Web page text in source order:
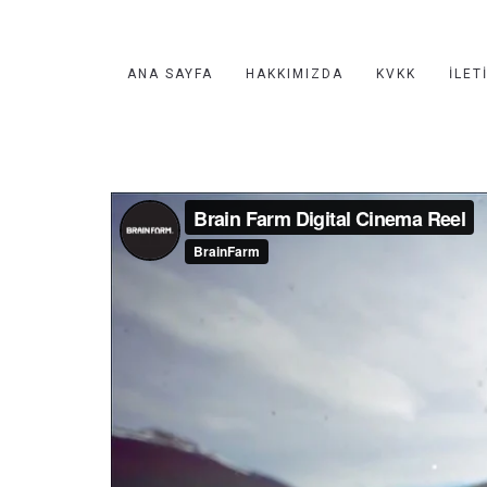
ANA SAYFA HAKKIMIZDA KVKK